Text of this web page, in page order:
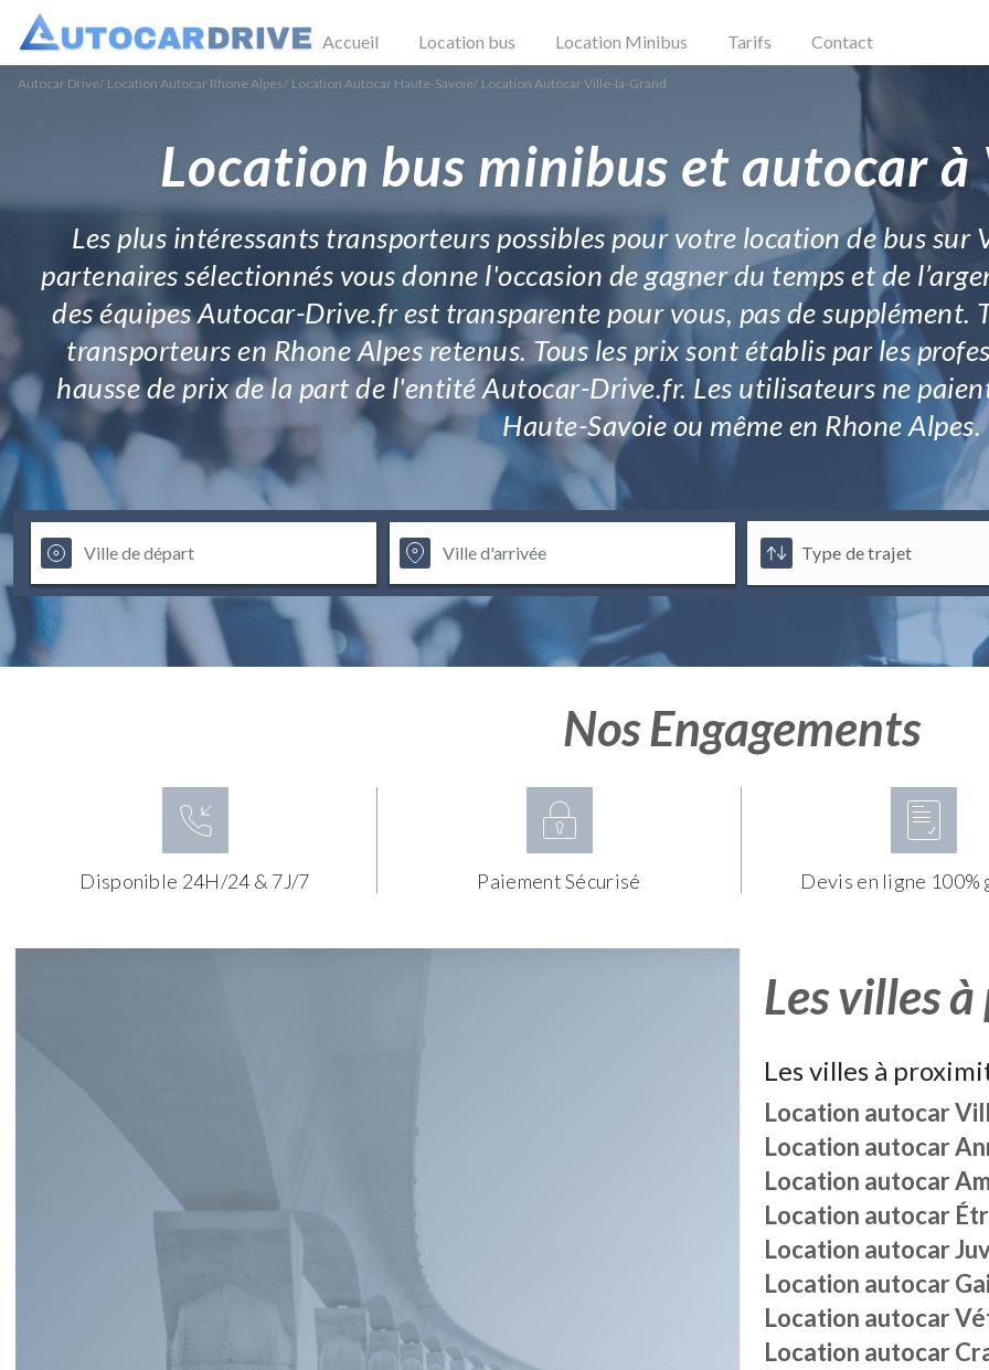
Accueil Location bus Location Minibus Tarifs Contact
Autocar Drive/ Location Autocar Rhone Alpes/ Location Autocar Haute-Savoie/ Location Autocar Ville-la-Grand
Location bus minibus et autocar
Les plus intéressants transporteurs possibles pour votre location de bus
partenaires sélectionnés vous donne l'occasion de gagner du temps et de
des équipes Autocar-Drive.fr est transparente pour vous, pas de supplément.
transporteurs en Rhone Alpes retenus. Tous les prix sont établis par les
hausse de prix de la part de l'entité Autocar-Drive.fr. Les utilisateurs ne
Haute-Savoie ou même en Rhone Alpes.
Nos Engagements
Disponible 24H/24 & 7J/7 Paiement Sécurisé Devis en ligne
Les villes
Les villes à
Location autocar
Location autocar
Location autocar
Location autocar
Location autocar
Location autocar
Location autocar
Location autocar